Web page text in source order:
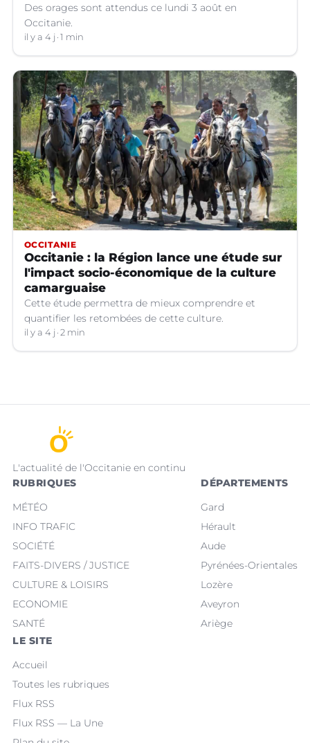
Des orages sont attendus ce lundi 3 août en
Occitanie.
il y a 4 j 1 min
OCCITANIE
Occitanie : la Région lance une étude sur
l'impact socio-économique de la culture
camarguaise
Cette étude permettra de mieux comprendre et
quantifier les retombées de cette culture.
il y a 4 j 2 min
L'actualité de l'Occitanie en continu
RUBRIQUES
MÉTÉO
INFO TRAFIC
SOCIÉTÉ
FAITS-DIVERS / JUSTICE
CULTURE & LOISIRS
ECONOMIE
SANTÉ
DÉPARTEMENTS
Gard
Hérault
Aude
Pyrénées-Orientales
Lozère
Aveyron
Ariège
LE SITE
Accueil
Toutes les rubriques
Flux RSS
Flux RSS — La Une